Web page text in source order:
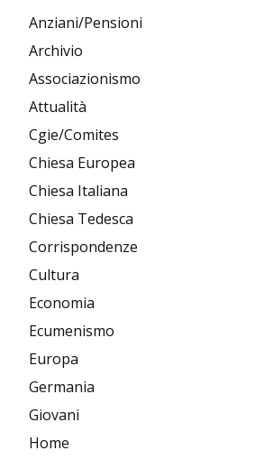
Anziani/Pensioni
Archivio
Associazionismo
Attualità
Cgie/Comites
Chiesa Europea
Chiesa Italiana
Chiesa Tedesca
Corrispondenze
Cultura
Economia
Ecumenismo
Europa
Germania
Giovani
Home